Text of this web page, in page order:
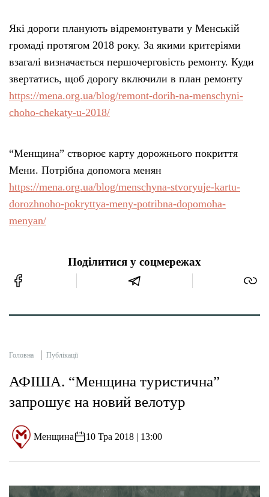
Які дороги планують відремонтувати у Менській
громаді протягом 2018 року. За якими критеріями
взагалі визначається першочерговість ремонту. Куди
звертатись, щоб дорогу включили в план ремонту
https://mena.org.ua/blog/remont-dorih-na-menschyni-
choho-chekaty-u-2018/
“Менщина” створює карту дорожнього покриття
Мени. Потрібна допомога менян
https://mena.org.ua/blog/menschyna-stvoryuje-kartu-
dorozhnoho-pokryttya-meny-potribna-dopomoha-
menyan/
Поділитися у соцмережах
Головна Публікації
АФІША. “Менщина туристична”
запрошує на новий велотур
Менщина 10 Тра 2018 | 13:00